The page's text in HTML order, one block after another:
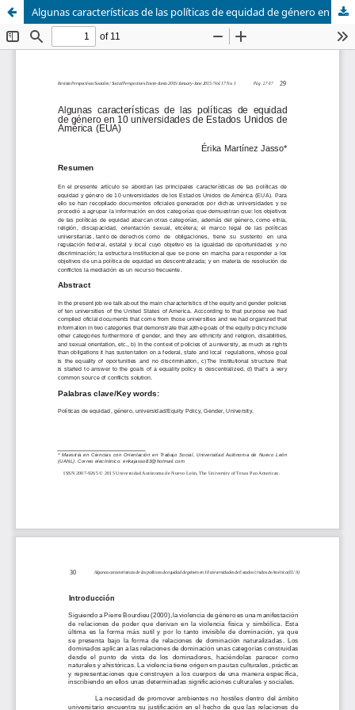
Algunas características de las políticas de equidad de género en 10 universidades de Estados Unidos de América (EUA)